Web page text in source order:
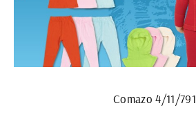
Comazo 4/11/791